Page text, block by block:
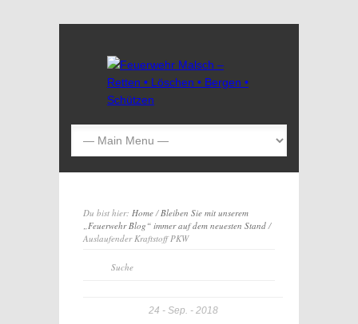
Du bist hier: Home/Bleiben Sie mit unserem
„Feuerwehr Blog“ immer auf dem neuesten Stand/
Auslaufender Kraftstoff PKW
24 Sep. 2018